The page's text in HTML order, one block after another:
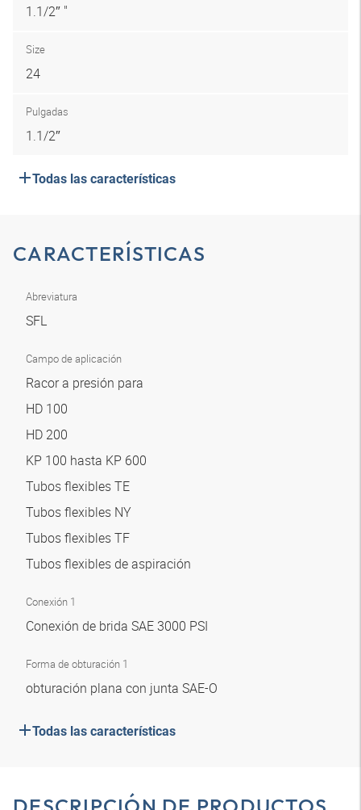
1.1/2″ "
Size
24
Pulgadas
1.1/2″
Todas las características
CARACTERÍSTICAS
Abreviatura
SFL
Campo de aplicación
Racor a presión para
HD 100
HD 200
KP 100 hasta KP 600
Tubos flexibles TE
Tubos flexibles NY
Tubos flexibles TF
Tubos flexibles de aspiración
Conexión 1
Conexión de brida SAE 3000 PSI
Forma de obturación 1
obturación plana con junta SAE-O
Todas las características